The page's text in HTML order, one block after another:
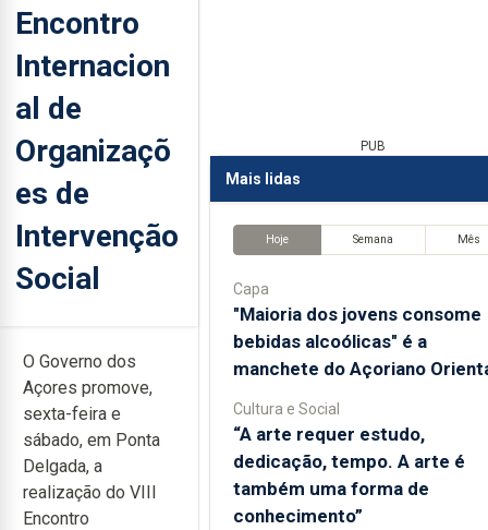
Encontro
Internacion
al de
Organizaçõ
es de
Intervenção
Social
O Governo dos
Açores promove,
sexta-feira e
sábado, em Ponta
Delgada, a
realização do VIII
Encontro
PUB
Mais lidas
Hoje Semana Mês
Capa
"Maioria dos jovens consome
bebidas alcoólicas" é a
manchete do Açoriano
Cultura e Social
“A arte requer estudo,
dedicação, tempo. A arte é
também uma forma de
conhecimento”